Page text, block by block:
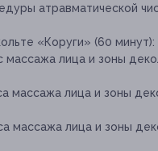
атравматической
«Коруги» (60 минут):
массажа лица и зоны
массажа лица и зоны
массажа лица и зоны